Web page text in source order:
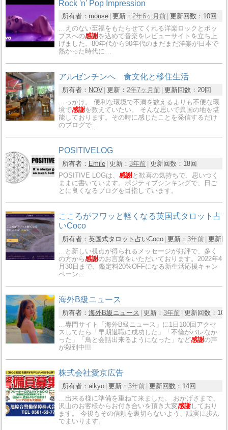
Rock 'n' Pop Impression
所有者： mouse 更新： 2年6ヶ月前 更新回数： 10回
…えのない至福をもたらせてくれる洋楽ロックとポッ
プスへの感謝を込めて音楽をレビューサイトを立ち上
げました。80年代から90年代のまだまだ洋楽が日本で
熱かった時代に…
アルゼンチンへ 食文化と移住生活
所有者： NOV 更新： 2年7ヶ月前 更新回数： 20回
…っかけ。 便利な環境で不満を数えるよりも不便な環
境で感謝を数えていたい。 そんな思いで異国の地を堪
能しております。その時に感じたことを発信するだけ
のブログで…
POSITIVELOG
所有者： Emile 更新： 3年前 更新回数： 18回
POSITIVE LOGは、感謝と歓喜の気持ちで、思いつく
ままに書いています。ポジティブシンキングで、日ご
とに良くなるブログを目指しています。
こころがフワッと軽くなる英国式タロット占
いCoco
所有者： 英国式タロット占いCoco 更新： 3年前 更新
…と新しい視点が得られるメッセージが好評で、多く
の方から感謝のお言葉をいただいております。2022年4
月30日まで、鑑定料20%OFFになる新生活応援キャン
ペーン…
海外B級ニュース
所有者： 海外B級ニュース 更新： 3年前 更新回数：
…専門サイト「海外B級ニュース」に1日100回アクセ
スしてたら「早期退職に成功した」「不倫がバレなか
った」「鳥と会話出来るようになった」など感謝の声
が殺到中!!!
株式会社愛京広告
所有者： aikyo 更新： 3年前 更新回数： 14回
…出来る様に準備を重ねて来ました。 おかげさまで、
沢山のお客様からお付き合いを頂き大変感謝 しており
ます。 今後もその信頼を裏切らないよう、誠実に歩ん
でまいります。